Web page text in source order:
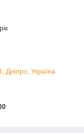
Україна